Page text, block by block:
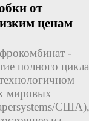
от
ценам
-
полного
мировых
США),